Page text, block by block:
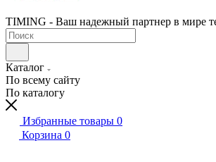
TIMING - Ваш надежный партнер в мире
Каталог
По всему сайту
По каталогу
Избранные товары 0
Корзина 0